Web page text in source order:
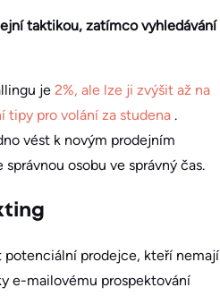
taktikou, zatímco vyhledávání
je 2%, ale lze ji zvýšit až na
tipy pro volání za studena .
vést k novým prodejním
osobu ve správný čas.
potenciální prodejce, kteří nemají
e-mailovému prospektování